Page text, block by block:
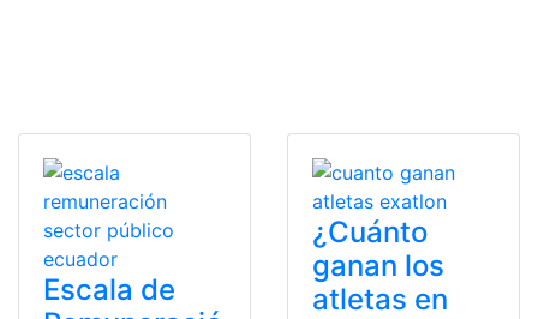
Escala de
¿Cuánto
ganan los
atletas en